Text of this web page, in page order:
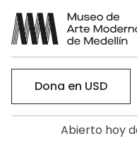
Dona en USD
Abierto hoy